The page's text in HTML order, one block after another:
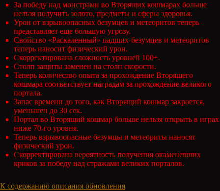
За победу над монстрами во Вторящих кошмарах больше
нельзя получить золото, предметы и сферы здоровья.
Урон от взрывоопасных безумцев и метеоритов теперь
представляет еще большую угрозу.
Свойство «Раскаленный» падших-безумцев и метеоритов
теперь наносит физический урон.
Скорректирована сложность уровней 100+.
Столп защиты заменен на столп скорости.
Теперь количество опыта за прохождение Вторящего
кошмара соответствует наградам за прохождение великого
портала.
Запас времени до того, как Вторящий кошмар закроется,
уменьшен до 30 сек.
Портал во Вторящий кошмар больше нельзя открыть в играх
ниже 70-го уровня.
Теперь взрывоопасные безумцы и метеориты наносят
физический урон.
Скорректирована вероятность получения окаменевших
криков за победу над стражами великих порталов.
К содержанию описания обновления